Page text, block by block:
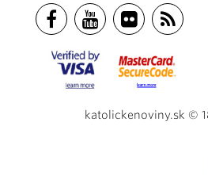
katolickenoviny.sk ©